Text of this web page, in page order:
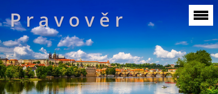
P r a v o v ě r